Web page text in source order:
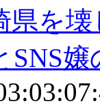
県を
SNS嬢